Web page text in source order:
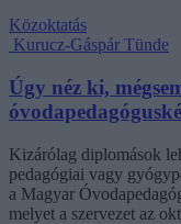
Közoktatás
Kurucz-Gáspár Tünde
Úgy néz ki,
Kizárólag diplomások
pedagógiai vagy
a Magyar
melyet a szervezet az